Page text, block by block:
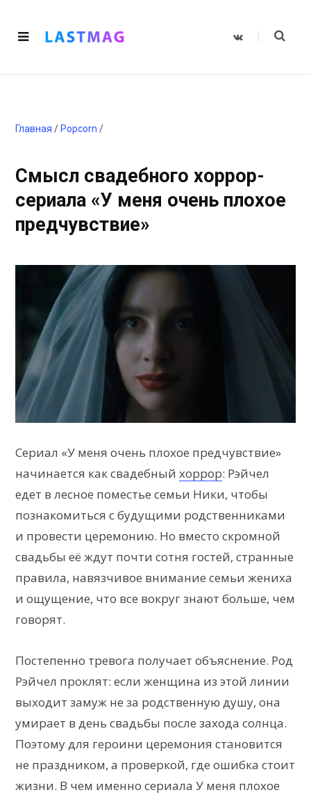
V
Главная / Popcorn /
Смысл свадебного хоррор-
сериала «У меня очень плохое
предчувствие»
Сериал «У меня очень плохое предчувствие»
начинается как свадебный хоррор: Рэйчел
едет в лесное поместье семьи Ники, чтобы
познакомиться с будущими родственниками
и провести церемонию. Но вместо скромной
свадьбы её ждут почти сотня гостей, странные
правила, навязчивое внимание семьи жениха
и ощущение, что все вокруг знают больше, чем
говорят.
Постепенно тревога получает объяснение. Род
Рэйчел проклят: если женщина из этой линии
выходит замуж не за родственную душу, она
умирает в день свадьбы после захода солнца.
Поэтому для героини церемония становится
не праздником, а проверкой, где ошибка стоит
жизни. В чем именно сериала У меня плохое